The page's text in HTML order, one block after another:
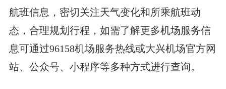
航班信息，密切关注天气变化和所乘航班动
态，合理规划行程，如需了解更多机场服务信
息可通过96158机场服务热线或大兴机场官方网
站、公众号、小程序等多种方式进行查询。